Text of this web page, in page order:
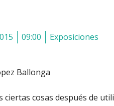
09:00 Exposiciones
Ballonga
ciertas cosas después de